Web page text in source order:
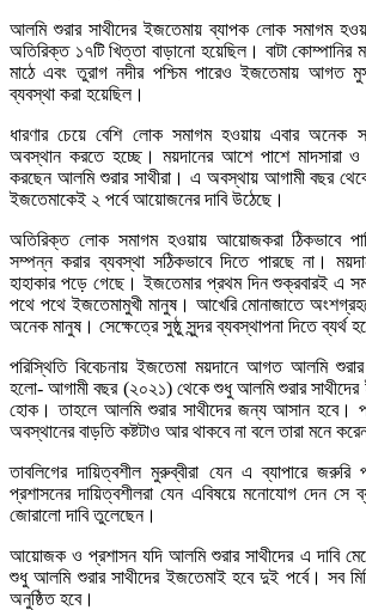
আলমি শুরার সাথীদের ইজতেমায় ব্যাপক লোক সমাগম
অতিরিক্ত ১৭টি খিত্তা বাড়ানো হয়েছিল। বাটা কোম্পানির
মাঠে এবং তুরাগ নদীর পশ্চিম পারেও ইজতেমায় আগত
ব্যবস্থা করা হয়েছিল।
ধারণার চেয়ে বেশি লোক সমাগম হওয়ায় এবার অনেক
অবস্থান করতে হচ্ছে। ময়দানের আশে পাশে মাদসারা
করছেন আলমি শুরার সাথীরা। এ অবস্থায় আগামী বছর
ইজতেমাকেই ২ পর্বে আয়োজনের দাবি উঠেছে।
অতিরিক্ত লোক সমাগম হওয়ায় আয়োজকরা ঠিকভাবে
সম্পন্ন করার ব্যবস্থা সঠিকভাবে দিতে পারছে না।
হাহাকার পড়ে গেছে। ইজতেমার প্রথম দিন শুক্রবারই এ
পথে পথে ইজতেমামুখী মানুষ। আখেরি মোনাজাতে
অনেক মানুষ। সেক্ষেত্রে সুষ্ঠু সুন্দর ব্যবস্থাপনা দিতে ব্যর্থ
পরিস্থিতি বিবেচনায় ইজতেমা ময়দানে আগত আলমি
হলো- আগামী বছর (২০২১) থেকে শুধু আলমি শুরার সাথীদের
হোক। তাহলে আলমি শুরার সাথীদের জন্য আসান হবে।
অবস্থানের বাড়তি কষ্টটাও আর থাকবে না বলে তারা মনে
তাবলিগের দায়িত্বশীল মুরুব্বীরা যেন এ ব্যাপারে
প্রশাসনের দায়িত্বশীলরা যেন এবিষয়ে মনোযোগ দেন সে
জোরালো দাবি তুলেছেন।
আয়োজক ও প্রশাসন যদি আলমি শুরার সাথীদের এ দাবি
শুধু আলমি শুরার সাথীদের ইজতেমাই হবে দুই পর্বে। সব
অনুষ্ঠিত হবে।